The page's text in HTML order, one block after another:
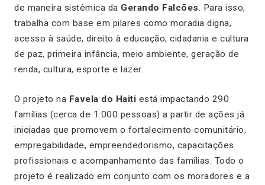
de maneira sistêmica da Gerando Falcões. Para isso,
trabalha com base em pilares como moradia digna,
acesso à saúde, direito à educação, cidadania e cultura
de paz, primeira infância, meio ambiente, geração de
renda, cultura, esporte e lazer.
O projeto na Favela do Haiti está impactando 290
famílias (cerca de 1.000 pessoas) a partir de ações já
iniciadas que promovem o fortalecimento comunitário,
empregabilidade, empreendedorismo, capacitações
profissionais e acompanhamento das famílias. Todo o
projeto é realizado em conjunto com os moradores e a